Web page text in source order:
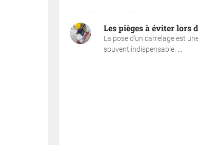
Les pièges à éviter lors
La pose d'un carrelage est
souvent indispensable. ...